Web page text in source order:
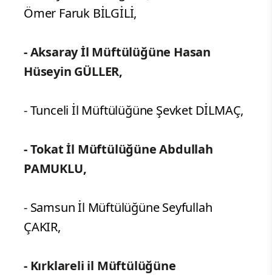
Ömer Faruk BİLGİLİ,
- Aksaray İl Müftülüğüne Hasan
Hüseyin GÜLLER,
- Tunceli İl Müftülüğüne Şevket DİLMAÇ,
- Tokat İl Müftülüğüne Abdullah
PAMUKLU,
- Samsun İl Müftülüğüne Seyfullah
ÇAKIR,
- Kırklareli il Müftülüğüne